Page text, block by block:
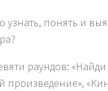
узнать, понять и
раундов:
произведение»,